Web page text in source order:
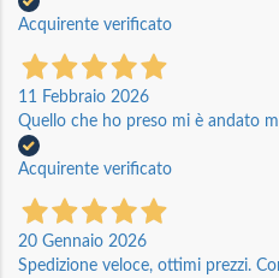
Acquirente verificato
11 Febbraio 2026
Quello che ho preso mi è andato
Acquirente verificato
20 Gennaio 2026
Spedizione veloce, ottimi prezzi.